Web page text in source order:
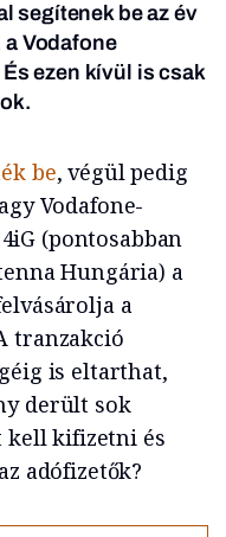
segítenek be az év
Vodafone
ezen kívül is csak
be, végül pedig
Vodafone-
(pontosabban
Hungária) a
a
tranzakció
is eltarthat,
derült sok
kell kifizetni és
adófizetők?